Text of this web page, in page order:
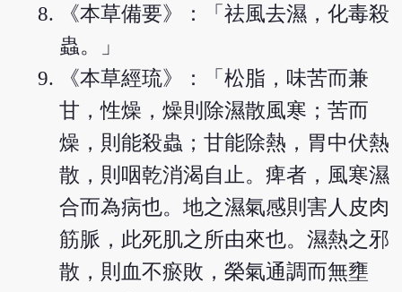
《本草備要》：「祛風去濕，化毒殺
蟲。」
《本草經琉》：「松脂，味苦而兼
甘，性燥，燥則除濕散風寒；苦而
燥，則能殺蟲；甘能除熱，胃中伏熱
散，則咽乾消渴自止。痺者，風寒濕
合而為病也。地之濕氣感則害人皮肉
筋脈，此死肌之所由來也。濕熱之邪
散，則血不瘀敗，榮氣通調而無壅